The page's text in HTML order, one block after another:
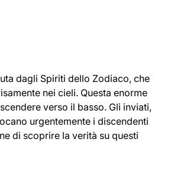
dagli Spiriti dello Zodiaco, che
nei cieli. Questa enorme
verso il basso. Gli inviati,
urgentemente i discendenti
di scoprire la verità su questi